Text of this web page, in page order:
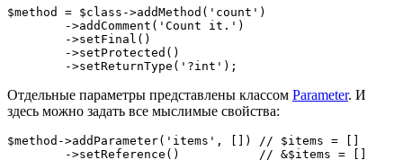
$method = $class->addMethod('count')
Отдельные параметры представлены классом Parameter. И
здесь можно задать все мыслимые свойства:
$method->addParameter('items', []) // $items = []